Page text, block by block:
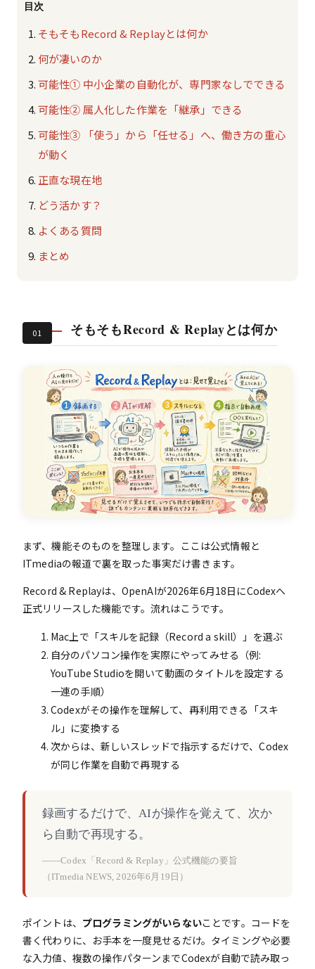
目次
そもそもRecord & Replayとは何か
何が凄いのか
可能性① 中小企業の自動化が、専門家なしでできる
可能性② 属人化した作業を「継承」できる
可能性③ 「使う」から「任せる」へ、働き方の重心
が動く
正直な現在地
どう活かす？
よくある質問
まとめ
01 そもそもRecord & Replayとは何か
まず、機能そのものを整理します。ここは公式情報と
ITmediaの報道で裏を取った事実だけ書きます。
Record & Replayは、OpenAIが2026年6月18日にCodexへ
正式リリースした機能です。流れはこうです。
Mac上で「スキルを記録（Record a skill）」を選ぶ
自分のパソコン操作を実際にやってみせる（例:
YouTube Studioを開いて動画のタイトルを設定する
一連の手順）
Codexがその操作を理解して、再利用できる「スキ
ル」に変換する
次からは、新しいスレッドで指示するだけで、Codex
が同じ作業を自動で再現する
録画するだけで、AIが操作を覚えて、次か
ら自動で再現する。
——Codex「Record & Replay」公式機能の要旨
（ITmedia NEWS, 2026年6月19日）
ポイントは、 プログラミングがいらないことです。コードを
書く代わりに、お手本を一度見せるだけ。タイミングや必要
な入力値、複数の操作パターンまでCodexが自動で読み取っ